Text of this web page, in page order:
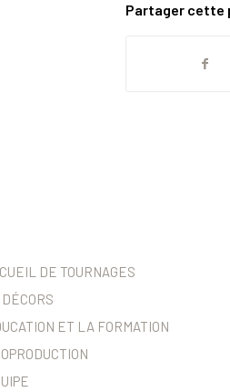
Partager cette
DE TOURNAGES
ET LA FORMATION